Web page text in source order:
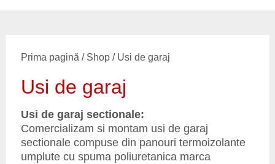
Prima pagină / Shop/ Usi de garaj
Usi de garaj
Usi de garaj sectionale:
Comercializam si montam usi de garaj
sectionale compuse din panouri termoizolante
umplute cu spuma poliuretanica marca